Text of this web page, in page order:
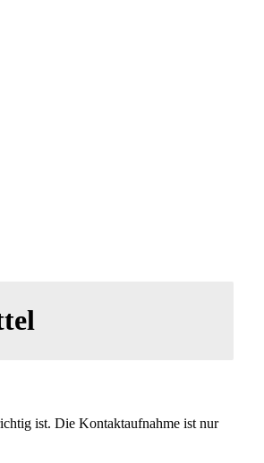
ist. Die Kontaktaufnahme ist nur